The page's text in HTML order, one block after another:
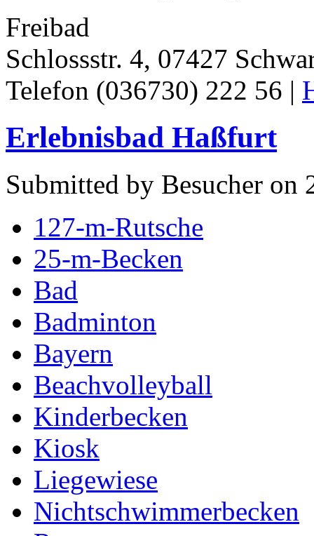
Freibad
Schlossstr. 4, 07427
Telefon (036730) 222 56 |
Erlebnisbad Haßfurt
Submitted by Besucher on
127-m-Rutsche
25-m-Becken
Bad
Badminton
Bayern
Beachvolleyball
Kinderbecken
Kiosk
Liegewiese
Nichtschwimmerbecken